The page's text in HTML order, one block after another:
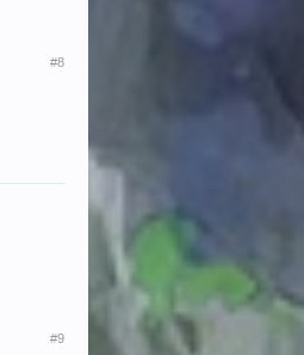
#8
#9